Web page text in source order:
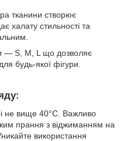
тканини створює
халату стильності та
— S, M, L що дозволяє
будь-якої фігури.
не вище 40°С. Важливо
прання з віджиманням на
використання